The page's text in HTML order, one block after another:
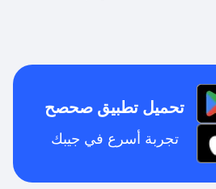
تحميل تطبيق صحصح
تجربة أسرع في جيبك